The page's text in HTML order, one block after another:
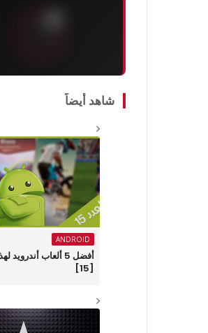
شاهد أيضاً
ANDROID
أفضل 5 ألعاب أندرويد
[15]